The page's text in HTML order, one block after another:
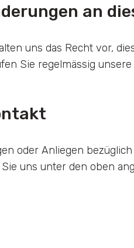
an
uns das Recht vor,
Sie regelmässig
oder Anliegen
uns unter den oben